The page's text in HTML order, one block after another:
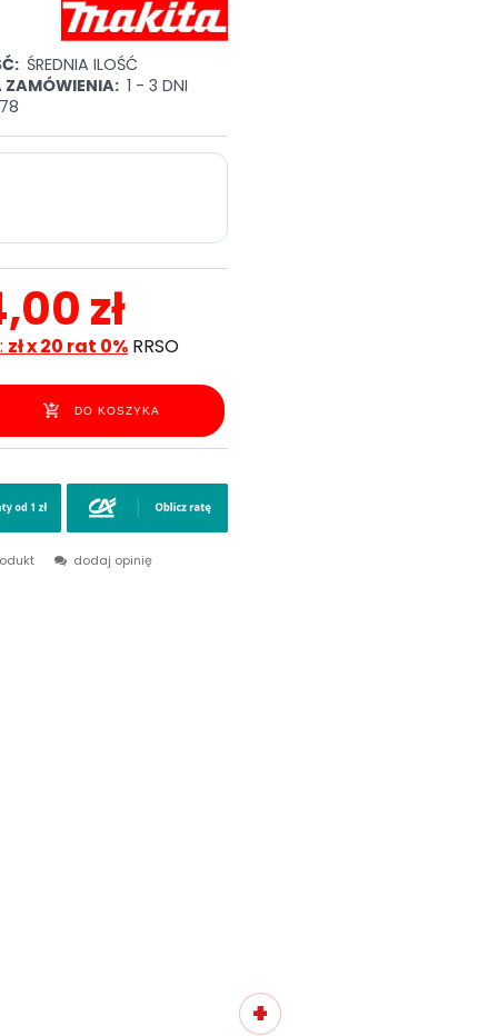
ŚREDNIA ILOŚĆ
ZAMÓWIENIA: 1 - 3 DNI
zł
zł x 20 rat 0%RRSO
DO KOSZYKA
dodaj opinię